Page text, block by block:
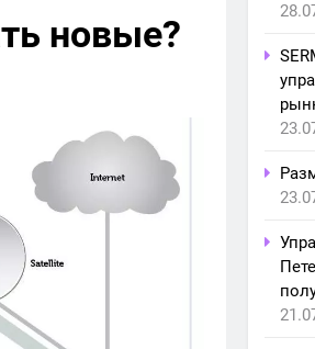
новые?